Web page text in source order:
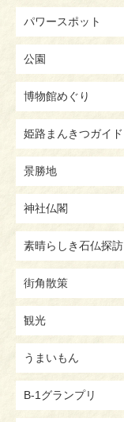
パワースポット
公園
博物館めぐり
姫路まんきつガイド
景勝地
神社仏閣
素晴らしき石仏探訪
街角散策
観光
うまいもん
B-1グランプリ